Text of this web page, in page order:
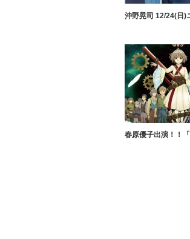
沖野晃司 12/24(日)
春原優子出演！！